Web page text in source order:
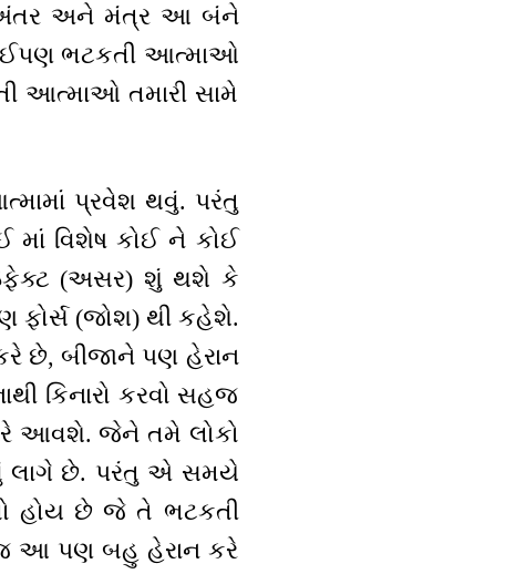
અંતર અને મંત્ર આ બંને
ભટકતી આત્માઓ
આત્માઓ તમારી સામે
પ્રવેશ થવું. પરંતુ
વિશેષ કોઈ ને કોઈ
ઇફેક્ટ (અસર) શું થશે કે
(જોશ) થી કહેશે.
છે, બીજાને પણ હેરાન
કિનારો કરવો સહજ
આવશે. જેને તમે લોકો
લાગે છે. પરંતુ એ સમયે
હોય છે જે તે ભટકતી
આ પણ બહુ હેરાન કરે